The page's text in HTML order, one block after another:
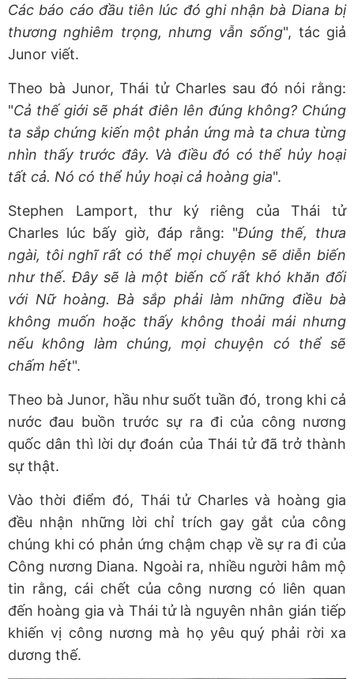
Các báo cáo đầu tiên lúc đó ghi nhận bà Diana bị
thương nghiêm trọng, nhưng vẫn sống", tác giả
Junor viết.
Theo bà Junor, Thái tử Charles sau đó nói rằng:
"Cả thế giới sẽ phát điên lên đúng không? Chúng
ta sắp chứng kiến một phản ứng mà ta chưa từng
nhìn thấy trước đây. Và điều đó có thể hủy hoại
tất cả. Nó có thể hủy hoại cả hoàng gia".
Stephen Lamport, thư ký riêng của Thái tử
Charles lúc bấy giờ, đáp rằng: "Đúng thế, thưa
ngài, tôi nghĩ rất có thể mọi chuyện sẽ diễn biến
như thế. Đây sẽ là một biến cố rất khó khăn đối
với Nữ hoàng. Bà sắp phải làm những điều bà
không muốn hoặc thấy không thoải mái nhưng
nếu không làm chúng, mọi chuyện có thể sẽ
chấm hết".
Theo bà Junor, hầu như suốt tuần đó, trong khi cả
nước đau buồn trước sự ra đi của công nương
quốc dân thì lời dự đoán của Thái tử đã trở thành
sự thật.
Vào thời điểm đó, Thái tử Charles và hoàng gia
đều nhận những lời chỉ trích gay gắt của công
chúng khi có phản ứng chậm chạp về sự ra đi của
Công nương Diana. Ngoài ra, nhiều người hâm mộ
tin rằng, cái chết của công nương có liên quan
đến hoàng gia và Thái tử là nguyên nhân gián tiếp
khiến vị công nương mà họ yêu quý phải rời xa
dương thế.